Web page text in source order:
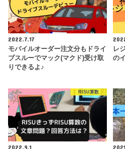
2022.7.17
モバイルオーダー注文分もドライ
ブスルーでマック(マクド)受け取
りできるよ♪
レ
の
RISU算数
2022.9.1